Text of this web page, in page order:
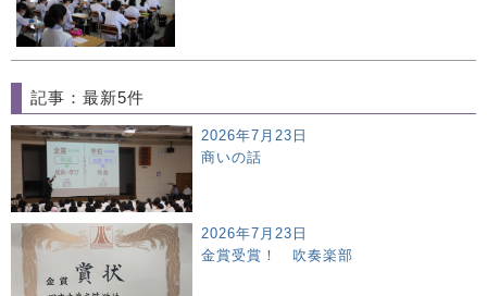
記事：最新5件
2026年7月23日
商いの話
2026年7月23日
金賞受賞！ 吹奏楽部